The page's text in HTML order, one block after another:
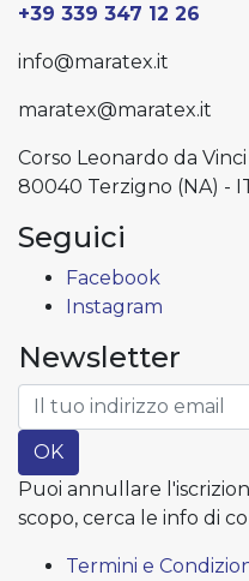
+39 339 347 12 26
info@maratex.it
maratex@maratex.it
Corso Leonardo da Vinci
80040 Terzigno (NA) -
Seguici
Facebook
Instagram
Newsletter
OK
Puoi annullare
scopo, cerca le info di
Termini e